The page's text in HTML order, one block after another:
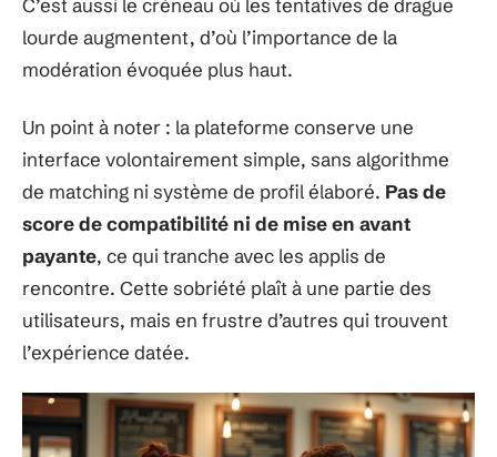
C’est aussi le créneau où les tentatives de drague
lourde augmentent, d’où l’importance de la
modération évoquée plus haut.
Un point à noter : la plateforme conserve une
interface volontairement simple, sans algorithme
de matching ni système de profil élaboré. Pas de
score de compatibilité ni de mise en avant
payante, ce qui tranche avec les applis de
rencontre. Cette sobriété plaît à une partie des
utilisateurs, mais en frustre d’autres qui trouvent
l’expérience datée.